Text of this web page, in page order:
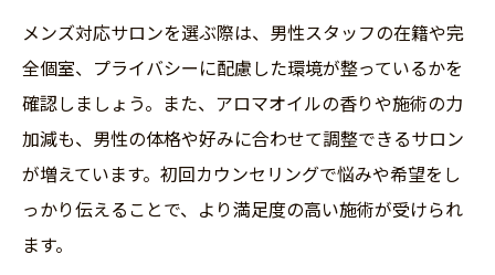
メンズ対応サロンを選ぶ際は、男性スタッフの在籍や完
全個室、プライバシーに配慮した環境が整っているかを
確認しましょう。また、アロマオイルの香りや施術の力
加減も、男性の体格や好みに合わせて調整できるサロン
が増えています。初回カウンセリングで悩みや希望をし
っかり伝えることで、より満足度の高い施術が受けられ
ます。